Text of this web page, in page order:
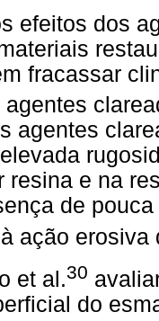
efeitos dos
fracassar
agentes
resina e na
de
ação erosiva
et al.30
do